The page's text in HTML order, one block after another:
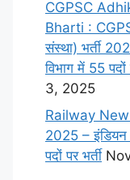
CGPSC
Bharti :
संस्था) भर्ती
विभाग में 55 पदों
3, 2025
Railway
2025 –
पदों पर भर्ती